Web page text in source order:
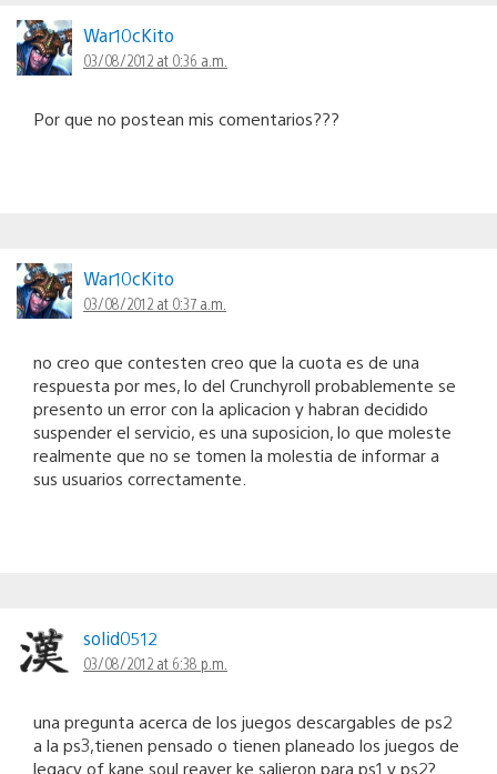
War10cKito
03/08/2012 at 0:36 a.m.
Por que no postean mis comentarios???
War10cKito
03/08/2012 at 0:37 a.m.
no creo que contesten creo que la cuota es de una
respuesta por mes, lo del Crunchyroll probablemente se
presento un error con la aplicacion y habran decidido
suspender el servicio, es una suposicion, lo que moleste
realmente que no se tomen la molestia de informar a
sus usuarios correctamente.
solid0512
03/08/2012 at 6:38 p.m.
una pregunta acerca de los juegos descargables de ps2
a la ps3,tienen pensado o tienen planeado los juegos de
legacy of kane soul reaver ke salieron para ps1 y ps2?